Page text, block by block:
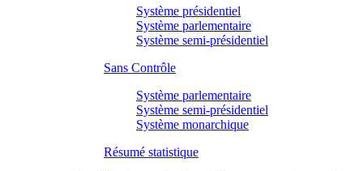
Système présidentiel
Système parlementaire
Système semi-présidentiel
Sans Contrôle
Système parlementaire
Système semi-présidentiel
Système monarchique
Résumé statistique